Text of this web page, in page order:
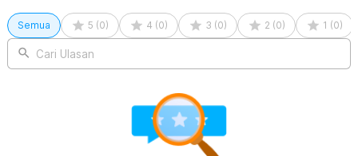
1 x Doublepow Baterai Pack RC Toy DIY Battery AA Ni-MH SM
Plug 1200mAh - YZ1200
Semua 5 (0) 4 (0) 3 (0) 2 (0) 1 (0)
Cari Ulasan